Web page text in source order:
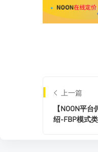
上一篇
【NOON平
绍-FBP模式